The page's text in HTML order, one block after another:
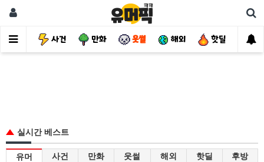
유머 사건 만화 웃썰 해외 핫딜 자
실시간 베스트
유머 사건 만화 웃썰 해외 핫딜 후방